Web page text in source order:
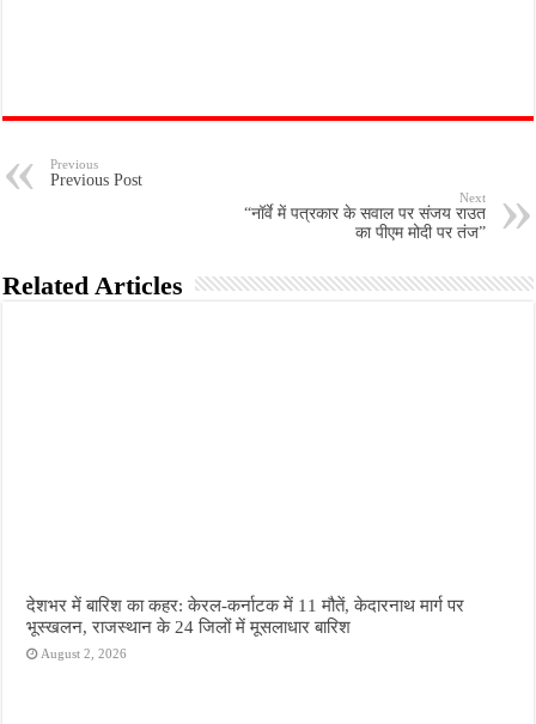
Previous
Previous Post
Next
“नॉर्वे में पत्रकार के सवाल पर संजय राउत
का पीएम मोदी पर तंज”
Related Articles
देशभर में बारिश का कहर: केरल-कर्नाटक में 11 मौतें, केदारनाथ मार्ग पर
भूस्खलन, राजस्थान के 24 जिलों में मूसलाधार बारिश
August 2, 2026